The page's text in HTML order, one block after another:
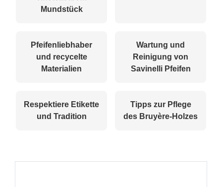
Mundstück
Pfeifenliebhaber
und recycelte
Materialien
Wartung und
Reinigung von
Savinelli Pfeifen
Respektiere Etikette
und Tradition
Tipps zur Pflege
des Bruyère-Holzes